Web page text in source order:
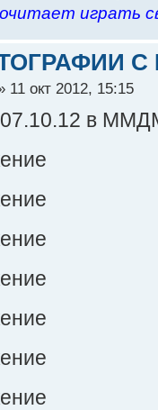
играть
С
11 окт 2012, 15:15
07.10.12 в